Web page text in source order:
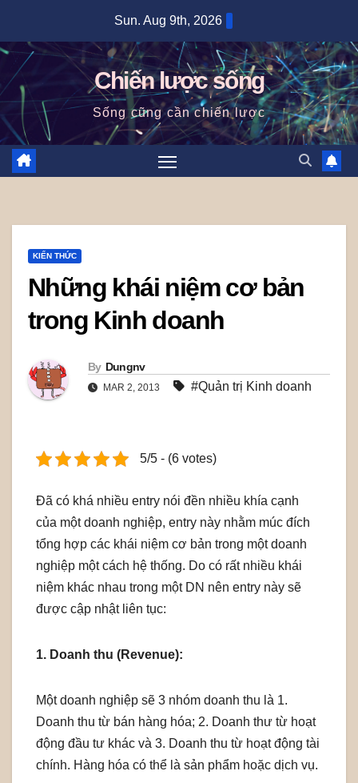
content
Sun. Aug 9th, 2026
Chiến lược sống
Sống cũng cần chiến lược
KIẾN THỨC
Những khái niệm cơ bản
trong Kinh doanh
By Dungnv
MAR 2, 2013 #Quản trị Kinh doanh
5/5 - (6 votes)
Đã có khá nhiều entry nói đền nhiều khía cạnh
của một doanh nghiệp, entry này nhằm múc đích
tổng hợp các khái niệm cơ bản trong một doanh
nghiệp một cách hệ thống. Do có rất nhiều khái
niệm khác nhau trong một DN nên entry này sẽ
được cập nhật liên tục:
1. Doanh thu (Revenue):
Một doanh nghiệp sẽ 3 nhóm doanh thu là 1.
Doanh thu từ bán hàng hóa; 2. Doanh thư từ hoạt
động đầu tư khác và 3. Doanh thu từ hoạt động tài
chính. Hàng hóa có thể là sản phẩm hoặc dịch vụ.